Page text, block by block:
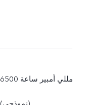
6500 مللي أمبير ساعة